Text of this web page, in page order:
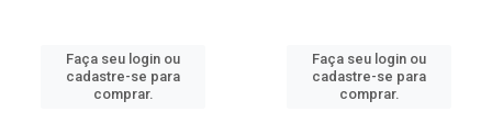
Faça seu login ou
cadastre-se para
comprar.
Faça seu login ou
cadastre-se para
comprar.